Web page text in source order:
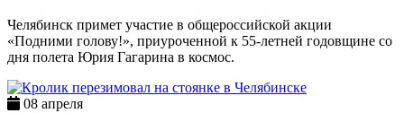
Челябинск примет участие в общероссийской акции
«Подними голову!», приуроченной к 55-летней годовщине со
дня полета Юрия Гагарина в космос.
08 апреля